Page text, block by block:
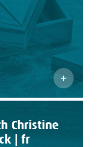
Christine
| fr